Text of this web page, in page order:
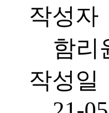
작성자
함리
작성일